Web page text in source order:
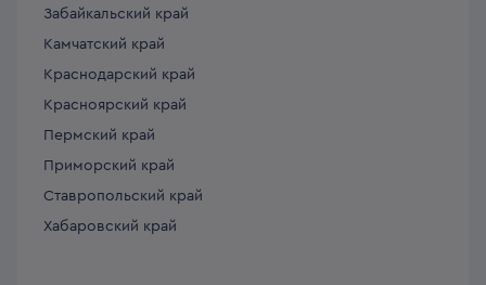
Забайкальский край
Камчатский край
Краснодарский край
Красноярский край
Пермский край
Приморский край
Ставропольский край
Хабаровский край